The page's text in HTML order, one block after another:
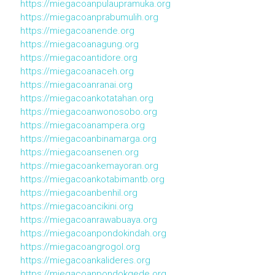
https://miegacoanpulaupramuka.org
https://miegacoanprabumulih.org
https://miegacoanende.org
https://miegacoanagung.org
https://miegacoantidore.org
https://miegacoanaceh.org
https://miegacoanranai.org
https://miegacoankotatahan.org
https://miegacoanwonosobo.org
https://miegacoanampera.org
https://miegacoanbinamarga.org
https://miegacoansenen.org
https://miegacoankemayoran.org
https://miegacoankotabimantb.org
https://miegacoanbenhil.org
https://miegacoancikini.org
https://miegacoanrawabuaya.org
https://miegacoanpondokindah.org
https://miegacoangrogol.org
https://miegacoankalideres.org